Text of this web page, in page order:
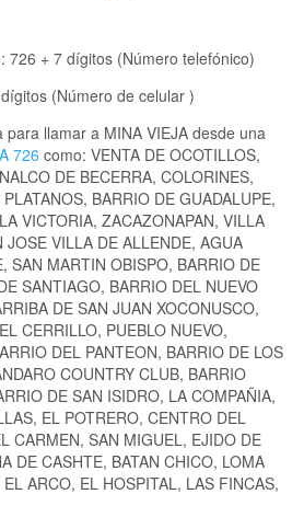
726 + 7 dígitos (Número telefónico)
(Número de celular )
para llamar a MINA VIEJA desde una
726 como: VENTA DE OCOTILLOS,
DE BECERRA, COLORINES,
BARRIO DE GUADALUPE,
VICTORIA, ZACAZONAPAN, VILLA
JOSE VILLA DE ALLENDE, AGUA
SAN MARTIN OBISPO, BARRIO DE
SANTIAGO, BARRIO DEL NUEVO
DE SAN JUAN XOCONUSCO,
CERRILLO, PUEBLO NUEVO,
DEL PANTEON, BARRIO DE LOS
COUNTRY CLUB, BARRIO
DE SAN ISIDRO, LA COMPAÑIA,
EL POTRERO, CENTRO DEL
CARMEN, SAN MIGUEL, EJIDO DE
DE CASHTE, BATAN CHICO, LOMA
ARCO, EL HOSPITAL, LAS FINCAS,